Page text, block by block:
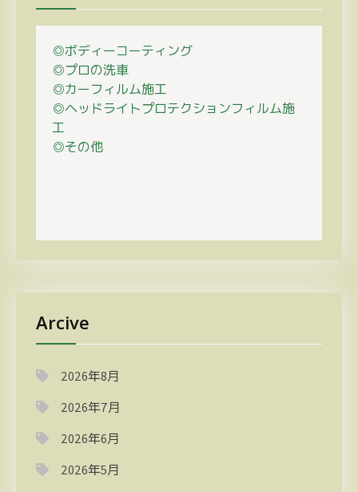
◎ボディーコーティング
◎プロの洗車
◎カーフィルム施工
◎ヘッドライトプロテクションフィルム施
工
◎その他
Arcive
2026年8月
2026年7月
2026年6月
2026年5月